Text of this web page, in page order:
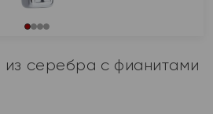
серебра с фианитами